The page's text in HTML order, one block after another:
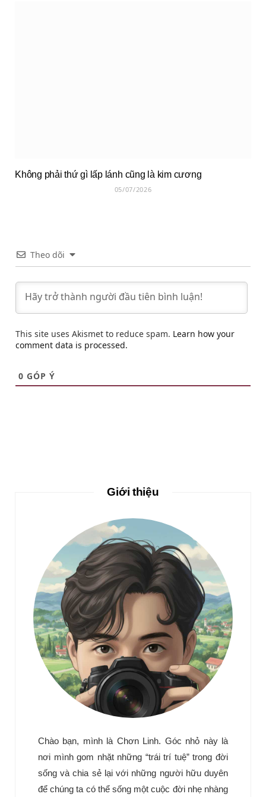
Không phải thứ gì lấp lánh cũng là kim cương
05/07/2026
Theo dõi
This site uses Akismet to reduce spam. Learn how your
comment data is processed.
0 GÓP Ý
Giới thiệu
Chào bạn, mình là Chơn Linh. Góc nhỏ này là
nơi mình gom nhặt những “trái trí tuệ” trong đời
sống và chia sẻ lại với những người hữu duyên
để chúng ta có thể sống một cuộc đời nhẹ nhàng